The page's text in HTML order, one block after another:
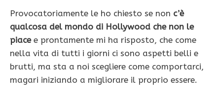
Provocatoriamente le ho chiesto se non c’è
qualcosa del mondo di Hollywood che non le
piacee prontamente mi ha risposto, che come
nella vita di tutti i giorni ci sono aspetti belli e
brutti, ma sta a noi scegliere come comportarci,
magari iniziando a migliorare il proprio essere.